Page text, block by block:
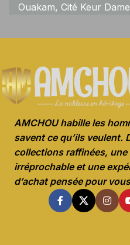
Ouakam, Cité Keur
AMCHOU habille les
savent ce qu’ils veulent.
collections raffinées, une
irréprochable et une
d’achat pensée pour